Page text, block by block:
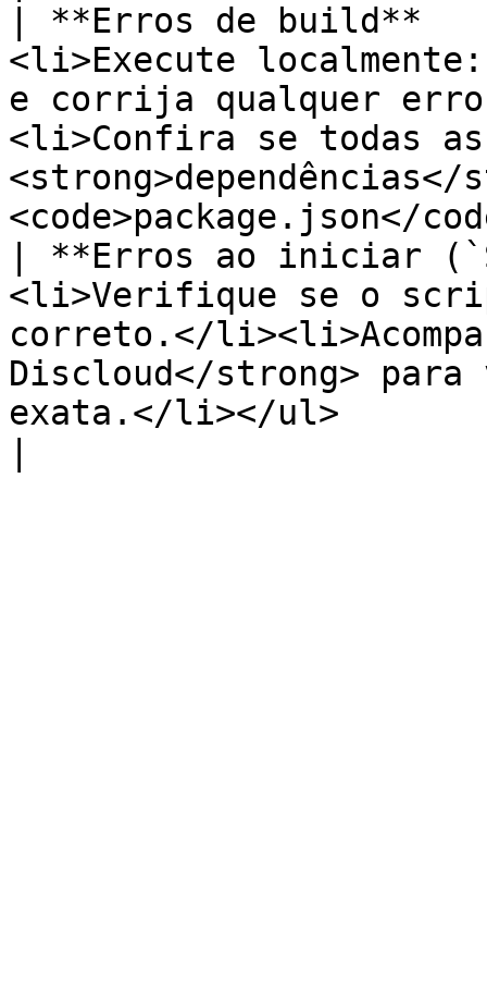
| **Erros de
<li>Execute localmente:
e corrija qualquer
<li>Confira se todas as
<code>package.json</
| **Erros ao iniciar
<li>Verifique se o
correto.</
Discloud</strong> para
exata.</li></ul>